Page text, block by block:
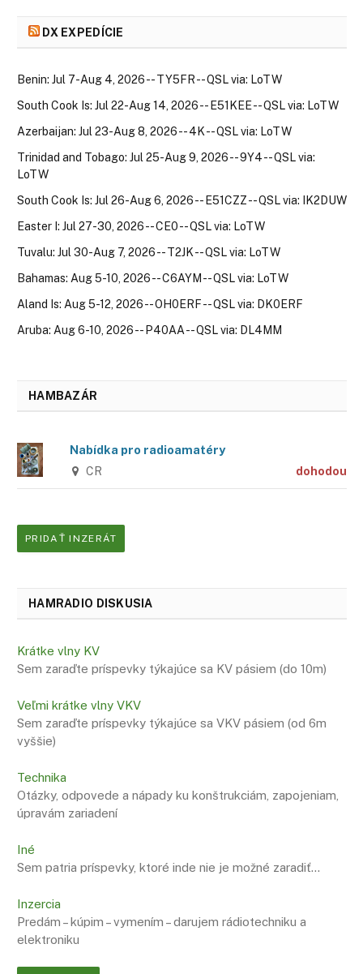
DX EXPEDÍCIE
Benin: Jul 7-Aug 4, 2026 -- TY5FR -- QSL via: LoTW
South Cook Is: Jul 22-Aug 14, 2026 -- E51KEE -- QSL via: LoTW
Azerbaijan: Jul 23-Aug 8, 2026 -- 4K -- QSL via: LoTW
Trinidad and Tobago: Jul 25-Aug 9, 2026 -- 9Y4 -- QSL via:
LoTW
South Cook Is: Jul 26-Aug 6, 2026 -- E51CZZ -- QSL via: IK2DUW
Easter I: Jul 27-30, 2026 -- CE0 -- QSL via: LoTW
Tuvalu: Jul 30-Aug 7, 2026 -- T2JK -- QSL via: LoTW
Bahamas: Aug 5-10, 2026 -- C6AYM -- QSL via: LoTW
Aland Is: Aug 5-12, 2026 -- OH0ERF -- QSL via: DK0ERF
Aruba: Aug 6-10, 2026 -- P40AA -- QSL via: DL4MM
HAMBAZÁR
Nabídka pro radioamatéry
CR dohodou
PRIDAŤ INZERÁT
HAMRADIO DISKUSIA
Krátke vlny KV
Sem zaraďte príspevky týkajúce sa KV pásiem (do 10m)
Veľmi krátke vlny VKV
Sem zaraďte príspevky týkajúce sa VKV pásiem (od 6m
vyššie)
Technika
Otázky, odpovede a nápady ku konštrukciám, zapojeniam,
úpravám zariadení
Iné
Sem patria príspevky, ktoré inde nie je možné zaradiť…
Inzercia
Predám – kúpim – vymením – darujem rádiotechniku a
elektroniku